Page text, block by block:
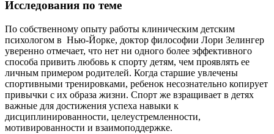
Исследования по теме
По собственному опыту работы клиническим детским
психологом в Нью-Йорке, доктор философии Лори Зелингер
уверенно отмечает, что нет ни одного более эффективного
способа привить любовь к спорту детям, чем проявлять ее
личным примером родителей. Когда старшие увлечены
спортивными тренировками, ребенок несознательно копирует
привычки с их образа жизни. Спорт же взращивает в детях
важные для достижения успеха навыки к
дисциплинированности, целеустремленности,
мотивированности и взаимоподдержке.